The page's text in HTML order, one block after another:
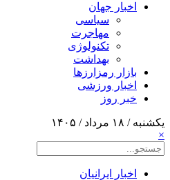
اخبار جهان
سیاسی
مهاجرت
تکنولوژی
بهداشت
بازار رمزارزها
اخبار ورزشی
خبر روز
یکشنبه / ۱۸ مرداد / ۱۴۰۵
×
اخبار ایرانیان